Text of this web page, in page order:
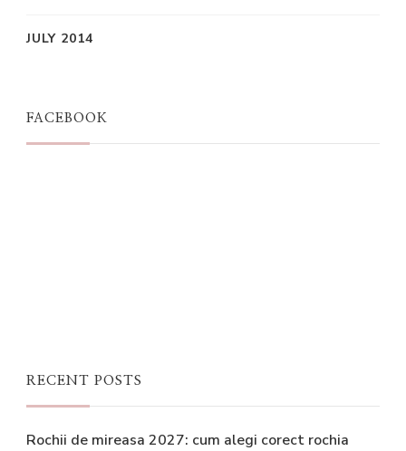
JULY 2014
FACEBOOK
RECENT POSTS
Rochii de mireasa 2027: cum alegi corect rochia